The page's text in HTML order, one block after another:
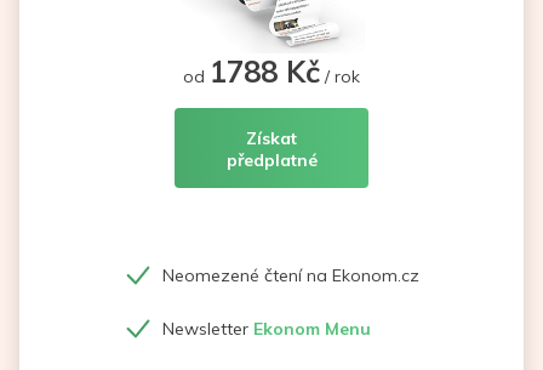
od 1788 Kč / rok
Získat
předplatné
Neomezené čtení na Ekonom.cz
Newsletter Ekonom Menu